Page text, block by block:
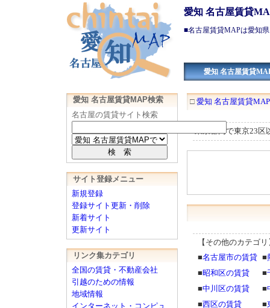
愛知 名古屋賃貸
■名古屋賃貸MAPは愛知
愛知 名古屋賃貸
□ 愛知 名古屋賃貸
東京都内で東京23区
【その他のカテゴ
■名古屋市の賃貸 ■
■昭和区の賃貸 ■
■中川区の賃貸 ■
■西区の賃貸 ■
愛知 名古屋賃貸MAP検索
名古屋の賃貸サイト検索
サイト登録メニュー
新規登録
登録サイト更新・削除
新着サイト
更新サイト
リンク集カテゴリ
全国の賃貸・不動産会社
引越のための情報
地域情報
インターネット・コンピュ